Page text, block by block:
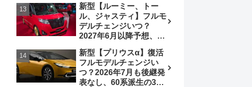
搭載予想【ホンダ最新情
報】Honda S+ Shiftは現
行e:HEV RS 消費税込
4,659,600円で先行導入
新型【ルーミー、トー
ル、ジャスティ】フルモ
デルチェンジいつ？
2027年6月以降予想、ビ
う無い？【トヨタ最新情
報】1.2Lハイブリッド追
加は次期型に期待
新型【プリウスα】復活
フルモデルチェンジい
つ？2026年7月も後継発
表なし、60系派生の3列